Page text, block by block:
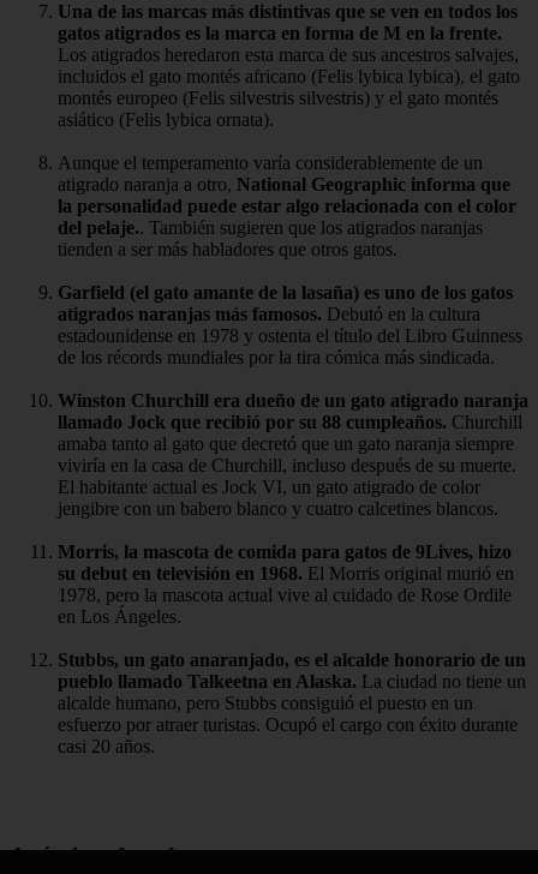
Una de las marcas más distintivas que se ven en todos los
gatos atigrados es la marca en forma de M en la frente.
Los atigrados heredaron esta marca de sus ancestros salvajes,
incluidos el gato montés africano (Felis lybica lybica), el gato
montés europeo (Felis silvestris silvestris) y el gato montés
asiático (Felis lybica ornata).
Aunque el temperamento varía considerablemente de un
atigrado naranja a otro, National Geographic informa que
la personalidad puede estar algo relacionada con el color
del pelaje.. También sugieren que los atigrados naranjas
tienden a ser más habladores que otros gatos.
Garfield (el gato amante de la lasaña) es uno de los gatos
atigrados naranjas más famosos. Debutó en la cultura
estadounidense en 1978 y ostenta el título del Libro Guinness
de los récords mundiales por la tira cómica más sindicada.
Winston Churchill era dueño de un gato atigrado naranja
llamado Jock que recibió por su 88 cumpleaños. Churchill
amaba tanto al gato que decretó que un gato naranja siempre
viviría en la casa de Churchill, incluso después de su muerte.
El habitante actual es Jock VI, un gato atigrado de color
jengibre con un babero blanco y cuatro calcetines blancos.
Morris, la mascota de comida para gatos de 9Lives, hizo
su debut en televisión en 1968. El Morris original murió en
1978, pero la mascota actual vive al cuidado de Rose Ordile
en Los Ángeles.
Stubbs, un gato anaranjado, es el alcalde honorario de un
pueblo llamado Talkeetna en Alaska. La ciudad no tiene un
alcalde humano, pero Stubbs consiguió el puesto en un
esfuerzo por atraer turistas. Ocupó el cargo con éxito durante
casi 20 años.
Artículos afectados: